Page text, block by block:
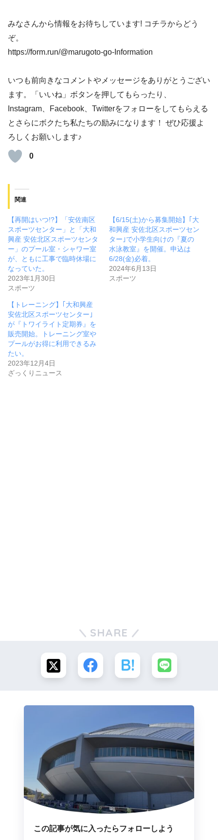
みなさんから情報をお待ちしています! コチラからどう
ぞ。
https://form.run/@marugoto-go-Information
いつも前向きなコメントやメッセージをありがとうござい
ます。「いいね」ボタンを押してもらったり、
Instagram、Facebook、Twitterをフォローをしてもらえる
とさらにボクたち私たちの励みになります！ ぜひ応援よ
ろしくお願いします♪
0
関連
【再開はいつ!?】「安佐南区
スポーツセンター」と「大和
興産 安佐北区スポーツセンタ
ー」のプール室・シャワー室
が、ともに工事で臨時休場に
なっていた。
2023年1月30日
スポーツ
【6/15(土)から募集開始】｢大
和興産 安佐北区スポーツセン
ター｣で小学生向けの『夏の
水泳教室』を開催。申込は
6/28(金)必着。
2024年6月13日
スポーツ
【トレーニング】｢大和興産
安佐北区スポーツセンター｣
が『トワイライト定期券』を
販売開始。トレーニング室や
プールがお得に利用できるみ
たい。
2023年12月4日
ざっくりニュース
SHARE
この記事が気に入ったらフォローしよう